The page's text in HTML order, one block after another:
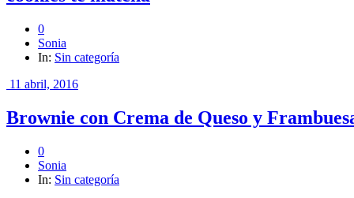
0
Sonia
In: Sin categoría
11 abril, 2016
Brownie con Crema de Queso y
0
Sonia
In: Sin categoría